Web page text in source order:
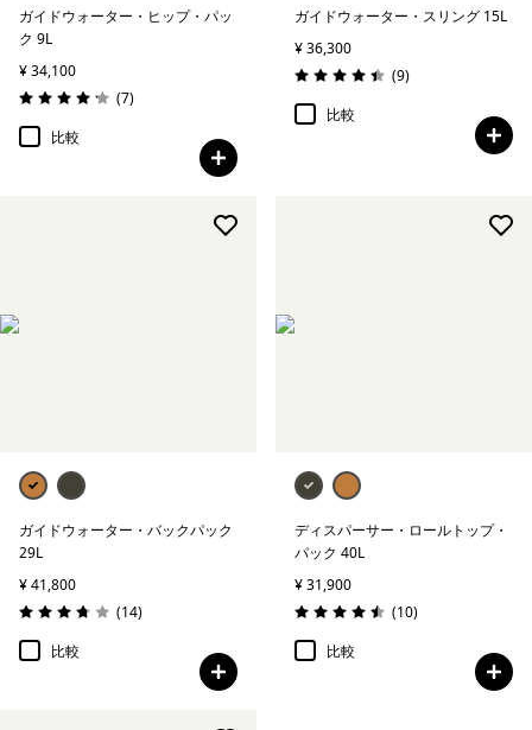
ガイドウォーター・ヒップ・パッ
ク 9L
¥ 34,100
評価: 4.1 / 5
(7レビュー
)
比較
ガイドウォーター・スリング 15L
¥ 36,300
評価: 4.4 / 5
(9レビュー
)
比較
ガイドウォーター・バックパック
29L
¥ 41,800
評価: 3.7 / 5
(14レビュー
)
比較
ディスパーサー・ロールトップ・
パック 40L
¥ 31,900
評価: 4.5 / 5
(10レビュー
)
比較